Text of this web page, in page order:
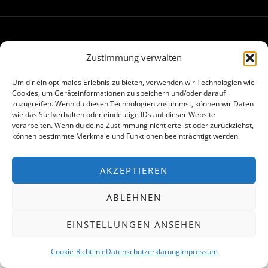
Zustimmung verwalten
Um dir ein optimales Erlebnis zu bieten, verwenden wir Technologien wie
Cookies, um Geräteinformationen zu speichern und/oder darauf
zuzugreifen. Wenn du diesen Technologien zustimmst, können wir Daten
wie das Surfverhalten oder eindeutige IDs auf dieser Website
verarbeiten. Wenn du deine Zustimmung nicht erteilst oder zurückziehst,
können bestimmte Merkmale und Funktionen beeinträchtigt werden.
AKZEPTIEREN
ABLEHNEN
EINSTELLUNGEN ANSEHEN
Cookie-RichtlinieDatenschutzerklärungImpressum